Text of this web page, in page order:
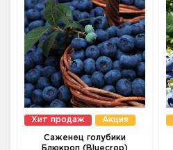
Хит продаж Акция
Саженец голубики
Блюкроп (Bluecrop)